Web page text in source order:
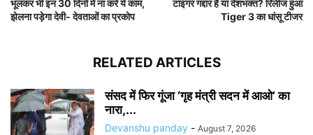
भूलकर भी इन 30 दिनों में ना करें ये काम,
झेलना पड़ेगा देवी- देवताओं का प्रकोप
टाइगर गद्दार है या देशभक्त? रिलीज हुआ
Tiger 3 का धांसू टीजर
RELATED ARTICLES
संसद में फिर गूंजा ‘गृह मंत्री सदन में आओ’ का
नारा,...
Devanshu panday - August 7, 2026